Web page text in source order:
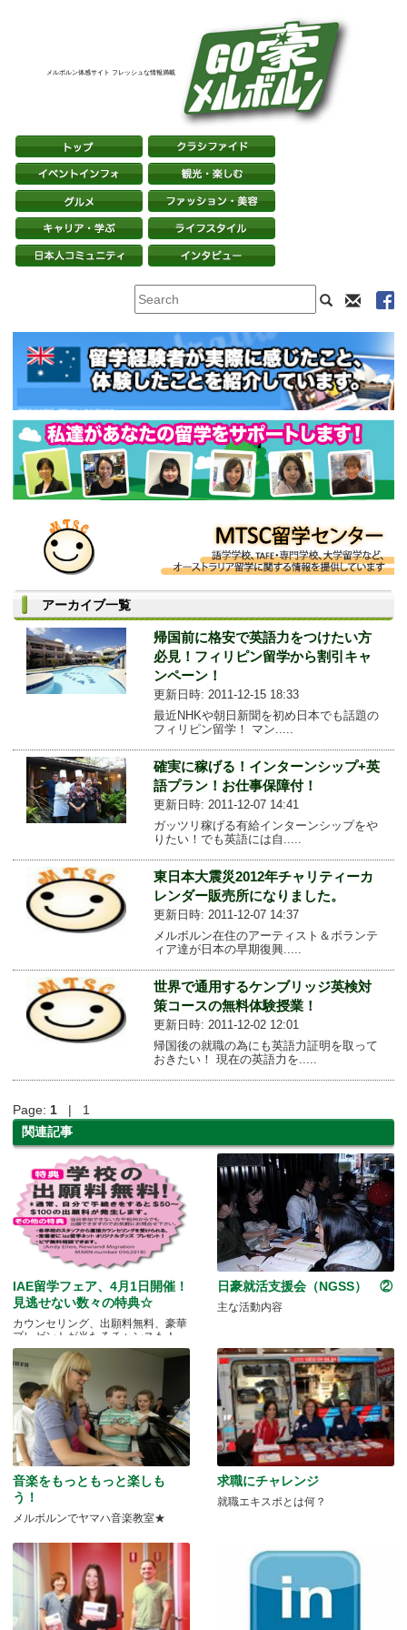
メルボルン体感サイト フレッシュな情報満載
アーカイブ一覧
帰国前に格安で英語力をつけたい方
必見！フィリピン留学から割引キャ
ンペーン！
更新日時: 2011-12-15 18:33
最近NHKや朝日新聞を初め日本でも話題の
フィリピン留学！ マン.....
確実に稼げる！インターンシップ+英
語プラン！お仕事保障付！
更新日時: 2011-12-07 14:41
ガッツリ稼げる有給インターンシップをや
りたい！でも英語には自.....
東日本大震災2012年チャリティーカ
レンダー販売所になりました。
更新日時: 2011-12-07 14:37
メルボルン在住のアーティスト＆ボランテ
ィア達が日本の早期復興.....
世界で通用するケンブリッジ英検対
策コースの無料体験授業！
更新日時: 2011-12-02 12:01
帰国後の就職の為にも英語力証明を取って
おきたい！ 現在の英語力を.....
Page: 1 | 1
関連記事
IAE留学フェア、4月1日開催！
見逃せない数々の特典☆
カウンセリング、出願料無料、豪華
プレゼントが当たるチャンスも！
日豪就活支援会（NGSS） ②
主な活動内容
音楽をもっともっと楽しも
う！
メルボルンでヤマハ音楽教室★
求職にチャレンジ
就職エキスポとは何？